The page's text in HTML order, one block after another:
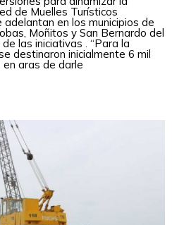
de Muelles Turísticos
en los municipios de
Moñitos y San Bernardo del
las iniciativas . “Para la
destinaron inicialmente 6 mil
aras de darle